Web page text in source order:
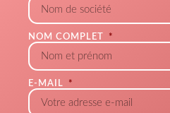
NOM COMPLET
E-MAIL